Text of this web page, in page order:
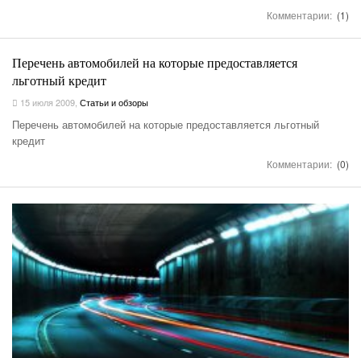
Комментарии: (1)
Перечень автомобилей на которые предоставляется
льготный кредит
15 июля 2009 Статьи и обзоры
Перечень автомобилей на которые предоставляется льготный
кредит
Комментарии: (0)